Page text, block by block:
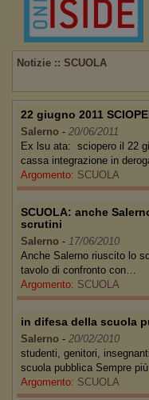
Notizie :: SCUOLA
22 giugno 2011
Salerno - 20/06/2011
Ex lsu ata: sciopero il 22
cassa integrazione in
Argomento: SCUOLA
SCUOLA: anche
scrutini
Salerno - 17/06/2010
Anche Salerno riuscito lo
tavolo di confronto con…
Argomento: SCUOLA
in difesa della scuola
Salerno - 20/02/2010
studenti, genitori,
scuola pubblica Sempre
Argomento: SCUOLA